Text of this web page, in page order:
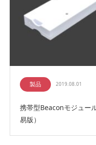
製品 2019.08.01
携帯型Beaconモジュー
易版）